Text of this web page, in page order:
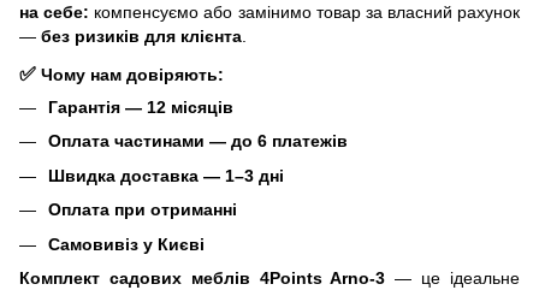
на себе: компенсуємо або замінимо товар за власний рахунок
— без ризиків для клієнта.
✅ Чому нам довіряють:
Гарантія — 12 місяців
Оплата частинами — до 6 платежів
Швидка доставка — 1–3 дні
Оплата при отриманні
Самовивіз у Києві
Комплект садових меблів 4Points Arno-3 — це ідеальне